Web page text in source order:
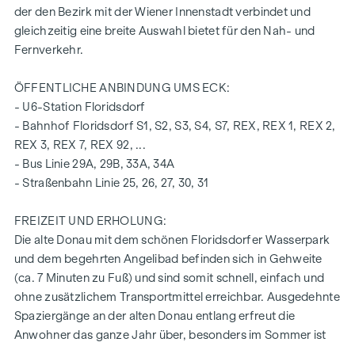
der den Bezirk mit der Wiener Innenstadt verbindet und
gleichzeitig eine breite Auswahl bietet für den Nah- und
Fernverkehr.
ÖFFENTLICHE ANBINDUNG UMS ECK:
- U6-Station Floridsdorf
- Bahnhof Floridsdorf S1, S2, S3, S4, S7, REX, REX 1, REX 2,
REX 3, REX 7, REX 92, ...
- Bus Linie 29A, 29B, 33A, 34A
- Straßenbahn Linie 25, 26, 27, 30, 31
FREIZEIT UND ERHOLUNG:
Die alte Donau mit dem schönen Floridsdorfer Wasserpark
und dem begehrten Angelibad befinden sich in Gehweite
(ca. 7 Minuten zu Fuß) und sind somit schnell, einfach und
ohne zusätzlichem Transportmittel erreichbar. Ausgedehnte
Spaziergänge an der alten Donau entlang erfreut die
Anwohner das ganze Jahr über, besonders im Sommer ist